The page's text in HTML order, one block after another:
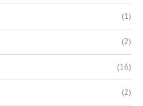
(1)
(2)
(16)
(2)